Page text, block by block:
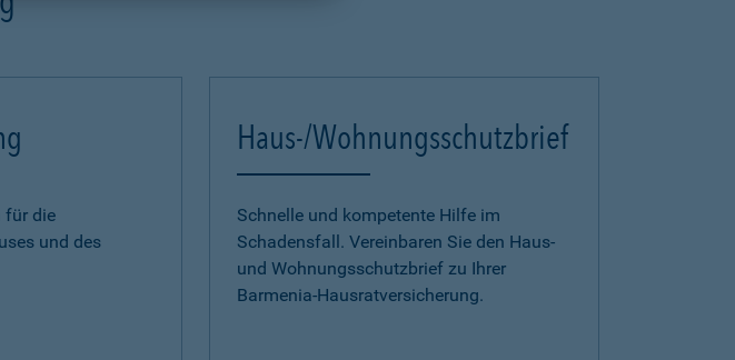
für die
und des
Haus-/Wohnungsschutzbrief
Schnelle und kompetente Hilfe im
Schadensfall. Vereinbaren Sie den Haus-
und Wohnungsschutzbrief zu Ihrer
Barmenia-Hausratversicherung.